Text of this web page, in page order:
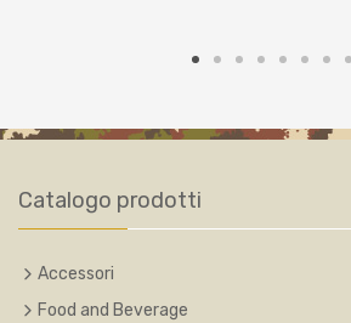
Catalogo prodotti
Accessori
Food and Beverage